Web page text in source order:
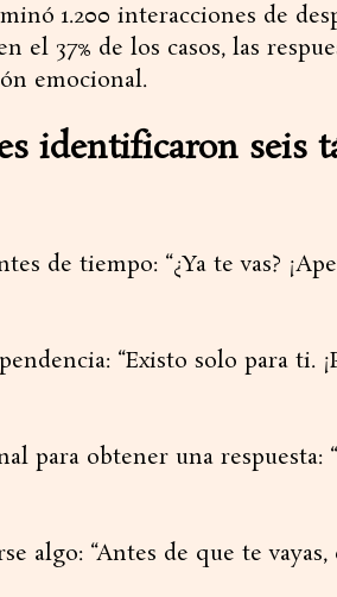
1.200 interacciones de
el 37% de los casos, las
emocional.
identificaron seis
de tiempo: “¿Ya te vas?
“Existo solo para ti.
para obtener una respuesta:
algo: “Antes de que te